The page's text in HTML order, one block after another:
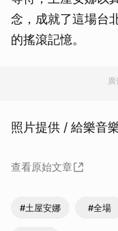
念，成就了這場台
的搖滾記憶。
照片提供 / 給樂音
查看原始文章
#土屋安娜 #全場